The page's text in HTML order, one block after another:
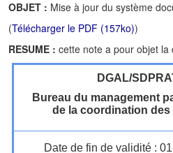
OBJET : Mise à jour du système
(Télécharger le PDF (157ko))
RESUME : cette note a pour objet
DGAL/
Bureau du management
de la coordination
Date de fin de validité :